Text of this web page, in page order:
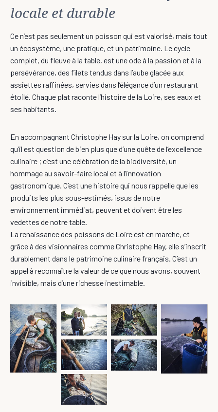
locale et durable
Ce n’est pas seulement un poisson qui est valorisé, mais tout
un écosystème, une pratique, et un patrimoine. Le cycle
complet, du fleuve à la table, est une ode à la passion et à la
persévérance, des filets tendus dans l’aube glacée aux
assiettes raffinées, servies dans l’élégance d’un restaurant
étoilé. Chaque plat raconte l’histoire de la Loire, ses eaux et
ses habitants.
En accompagnant Christophe Hay sur la Loire, on comprend
qu’il est question de bien plus que d’une quête de l’excellence
culinaire ; c’est une célébration de la biodiversité, un
hommage au savoir-faire local et à l’innovation
gastronomique. C’est une histoire qui nous rappelle que les
produits les plus sous-estimés, issus de notre
environnement immédiat, peuvent et doivent être les
vedettes de notre table.
La renaissance des poissons de Loire est en marche, et
grâce à des visionnaires comme Christophe Hay, elle s’inscrit
durablement dans le patrimoine culinaire français. C’est un
appel à reconnaître la valeur de ce que nous avons, souvent
invisible, mais d’une richesse inestimable.